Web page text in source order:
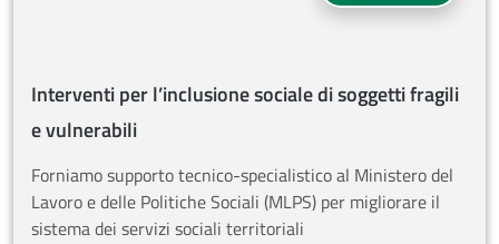
Interventi per l’inclusione sociale di soggetti fragili
e vulnerabili
Forniamo supporto tecnico-specialistico al Ministero del
Lavoro e delle Politiche Sociali (MLPS) per migliorare il
sistema dei servizi sociali territoriali